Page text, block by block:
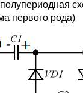
первого рода)